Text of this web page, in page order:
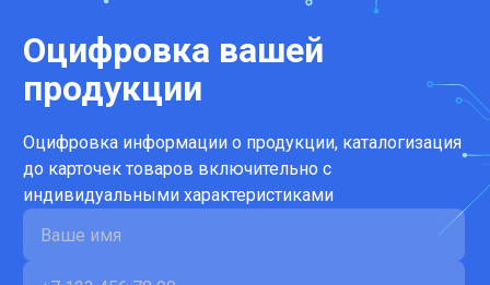
Оцифровка вашей
продукции
Оцифровка информации о продукции, каталогизация
до карточек товаров включительно с
индивидуальными характеристиками